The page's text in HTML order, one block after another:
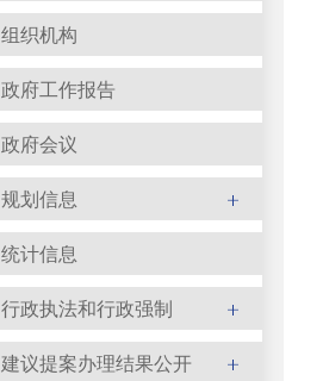
组织机构
政府工作报告
政府会议
规划信息
统计信息
行政执法和行政强制
建议提案办理结果公开